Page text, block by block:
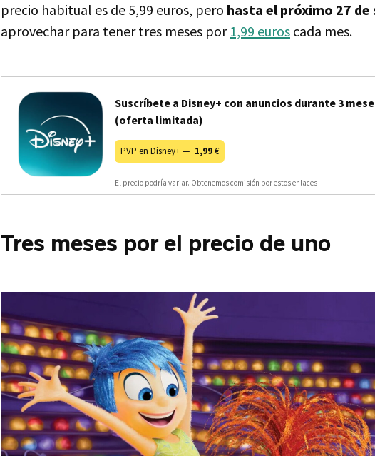
precio habitual es de 5,99 euros, pero hasta el próximo 27
aprovechar para tener tres meses por 1,99 euros cada mes.
Suscríbete a Disney+ con anuncios durante 3
(oferta limitada)
PVP en Disney+ — 1,99€
El precio podría variar. Obtenemos comisión por estos enlaces
Tres meses por el precio de uno